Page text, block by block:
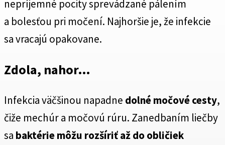
nepríjemné pocity sprevádzané pálením
a bolesťou pri močení. Najhoršie je, že infekcie
sa vracajú opakovane.
Zdola, nahor…
Infekcia väčšinou napadne dolné močové cesty,
čiže mechúr a močovú rúru. Zanedbaním liečby
sa baktérie môžu rozšíriť až do obličiek